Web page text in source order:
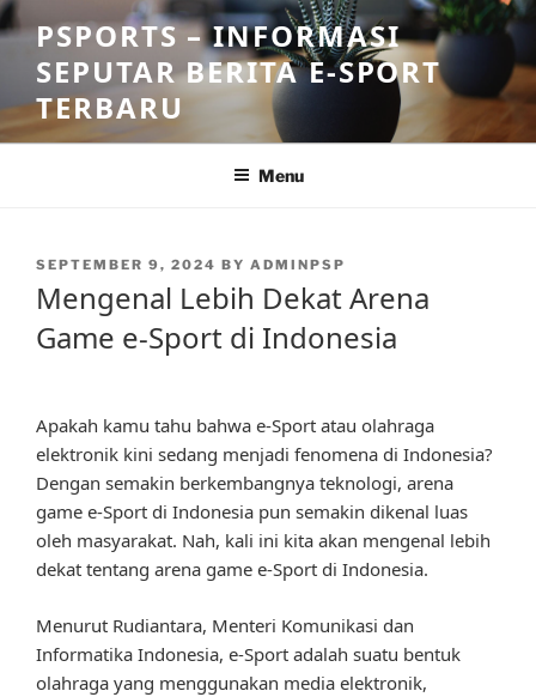
Skip
to
content
PSPORTS – INFORMASI
SEPUTAR BERITA E-SPORT
TERBARU
Menu
POSTED
SEPTEMBER 9, 2024 BY ADMINPSP
Mengenal Lebih Dekat Arena
Game e-Sport di Indonesia
Apakah kamu tahu bahwa e-Sport atau olahraga
elektronik kini sedang menjadi fenomena di Indonesia?
Dengan semakin berkembangnya teknologi, arena
game e-Sport di Indonesia pun semakin dikenal luas
oleh masyarakat. Nah, kali ini kita akan mengenal lebih
dekat tentang arena game e-Sport di Indonesia.
Menurut Rudiantara, Menteri Komunikasi dan
Informatika Indonesia, e-Sport adalah suatu bentuk
olahraga yang menggunakan media elektronik,